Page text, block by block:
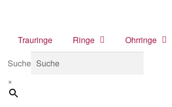
Trauringe Ringe Ohrringe
Suche
×